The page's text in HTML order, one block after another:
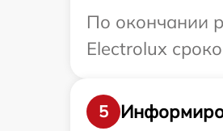
По окончании
Electrolux
5